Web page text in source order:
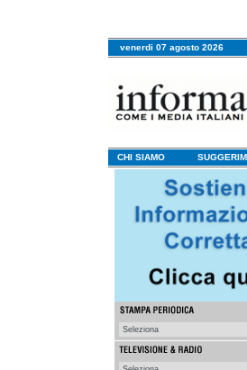
venerdi 07 agosto 2026
CHI SIAMO